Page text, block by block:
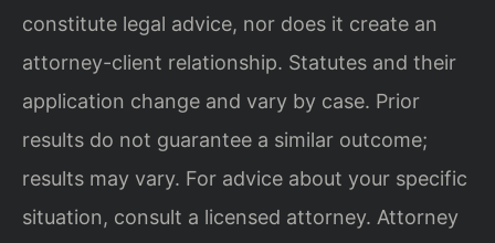
constitute legal advice, nor does it create an
attorney-client relationship. Statutes and their
application change and vary by case. Prior
results do not guarantee a similar outcome;
results may vary. For advice about your specific
situation, consult a licensed attorney. Attorney